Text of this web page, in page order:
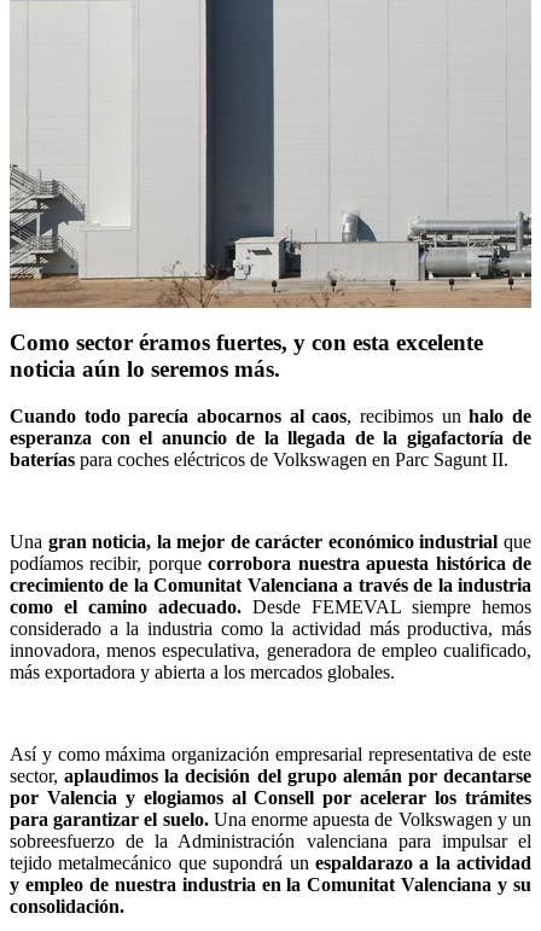
Como sector éramos fuertes, y con esta excelente
noticia aún lo seremos más.
Cuando todo parecía abocarnos al caos, recibimos unhalo de
esperanza con el anuncio de la llegada de la gigafactoría de
baterías para coches eléctricos de Volkswagen en Parc Sagunt II.
Una gran noticia, la mejor de carácter económico industrialque
podíamos recibir, porquecorrobora nuestra apuesta histórica de
crecimiento de la Comunitat Valenciana a través de la industria
como el camino adecuado. Desde FEMEVAL siempre hemos
considerado a la industria como la actividad más productiva, más
innovadora, menos especulativa, generadora de empleo cualificado,
más exportadora y abierta a los mercados globales.
Así y como máxima organización empresarial representativa de este
sector,aplaudimos la decisión del grupo alemán por decantarse
por Valencia y elogiamos al Consell por acelerar los trámites
para garantizar el suelo. Una enorme apuesta de Volkswagen y un
sobreesfuerzo de la Administración valenciana para impulsar el
tejido metalmecánico que supondrá un espaldarazo a la actividad
y empleo de nuestra industria en la Comunitat Valenciana y su
consolidación.